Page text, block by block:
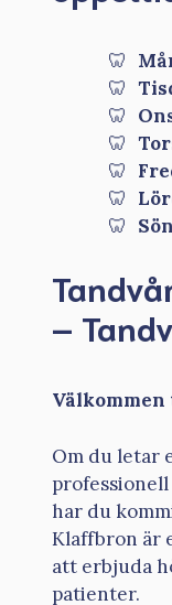
–
Om du letar
har du
Klaffbron är
att erbjuda
patienter.